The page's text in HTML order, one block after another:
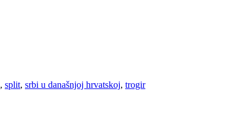
, split, srbi u današnjoj hrvatskoj, trogir